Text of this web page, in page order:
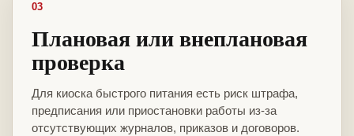
03
Плановая или внеплановая
проверка
Для киоска быстрого питания есть риск штрафа,
предписания или приостановки работы из-за
отсутствующих журналов, приказов и договоров.